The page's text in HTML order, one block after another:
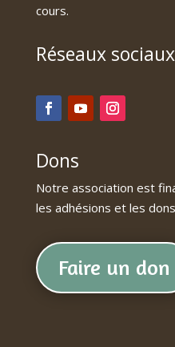
cours.
Réseaux sociaux
Dons
Notre association est
les adhésions et les
Faire un don